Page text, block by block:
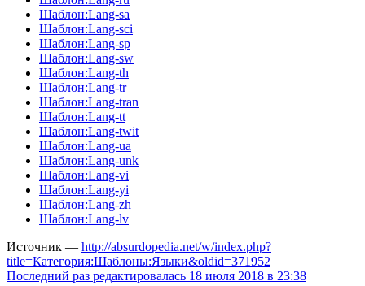
Шаблон:Lang-sa
Шаблон:Lang-sci
Шаблон:Lang-sp
Шаблон:Lang-sw
Шаблон:Lang-th
Шаблон:Lang-tr
Шаблон:Lang-tran
Шаблон:Lang-tt
Шаблон:Lang-twit
Шаблон:Lang-ua
Шаблон:Lang-unk
Шаблон:Lang-vi
Шаблон:Lang-yi
Шаблон:Lang-zh
Шаблон:Lang-lv
Источник — http://absurdopedia.net/w/index.php?
title=Категория:Шаблоны:Языки&oldid=371952
Последний раз редактировалась 18 июля 2018 в 23:38